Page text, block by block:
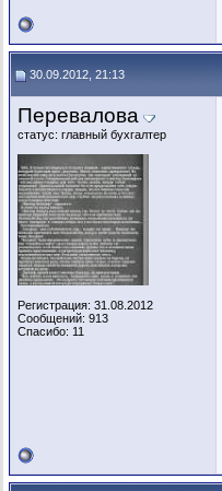
30.09.2012, 21:13
Перевалова
статус: главный бухгалтер
Регистрация: 31.08.2012
Сообщений: 913
Спасибо: 11